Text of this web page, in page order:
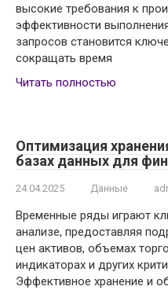
высокие требования к
эффективности
запросов становится
сокращать время
Читать полностью
Оптимизация
базах данных для
24.04.2025 Данные
Временные ряды играют
анализе, предоставляя
цен активов, объемах
индикаторах и других
Эффективное хранение и